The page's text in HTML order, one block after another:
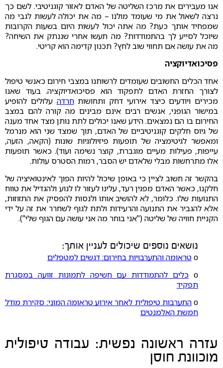
אנו מעבירים את מרכז השליטה של האדם לאזור קוגניטיבי. לשם כך
נרצה לשאול את מי שעומד מולנו – מה את יכולה לעשות לגבי מה
שמפחיד אותך כעת? מה אתה יכול לעשות היום בשעות הקרובות
שיוכל לסייע לך בהתמודדות? מה תעשו אחרי שננתק את השיחה?
מה את עושה אם תחווי שוב לחץ? תכנון קדימה הוא קריטי.
פסיכואדיוקציה
אחד הכלים החשובים שעומדים לרשותנו במצבי חירום כאנשי טיפול
לצורך החזרת האדם לתפקוד הוא פסיכואדיוקציה. בעוד שאנו
מכירים ויודעים כיצד אירועי דחק ותחושותחרדה עלולים להופיע
במישור הגופני, אנשים רבים אינם מבינים מה קורה להם במצב
החירום בו הם נמצאים. הידע שאנו יכולים לתת נותן מצד אחד מענה
של גיוס חלקים קוגניטיביים של האדם, תוך שמצד שני הוא מנרמל
ומאפשר לגיטימציה של תופעות פיזיולוגיות שונות (הקאה, הזעה,
עייפות, פעילות מעיים מוגברת, קוצר נשימה ועוד). כאשר תופעות
אלו מתרחשות מבלי שלאדם יש הסבר, רמות הסטרס עולות.
בהקשר זה חשוב לציין כי באופן שיכול להיות הפוך לאינטואיציה של
חלקנו, כאשר האדם מפגין רעד, עלינו לעזור לו לנוע ולהגדיל את טווח
התנועות שלו. כלומר, לא להושיב אותו ולנסות להפסיק את התזוזות,
אלא להגביר את התנועה והרעידות ולתת לגוף לשחרר את זה על ידי
הקניית חוויה של שליטה ("אני בוחר מה אני עושה עם הגוף שלי").
נושאים נוספים שיכולים לעניין אותך:
οטראומה והתערבויות בחירום: דגשים למטפלים
ο כלים להתמודדות עם חשיפה לתמונות זוועה במסגרת
תפקיד
οהתערבות טיפולית לאחר אירוע טראומה המוני: סקירת מודל
חמשת האלמנטים
עזרה ראשונה נפשית: עבודה טיפולית
מוכוונת חוסן